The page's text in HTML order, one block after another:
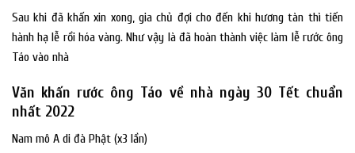
Sau khi đã khấn xin xong, gia chủ đợi cho đến khi hương tàn thì tiến
hành hạ lễ rồi hóa vàng. Như vậy là đã hoàn thành việc làm lễ rước ông
Táo vào nhà
Văn khấn rước ông Táo về nhà ngày 30 Tết chuẩn
nhất 2022
Nam mô A di đà Phật (x3 lần)